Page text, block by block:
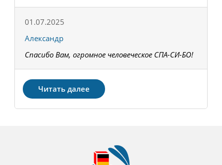
01.07.2025
Александр
Спасибо Вам, огромное человеческое СПА-СИ-БО!
Читать далее